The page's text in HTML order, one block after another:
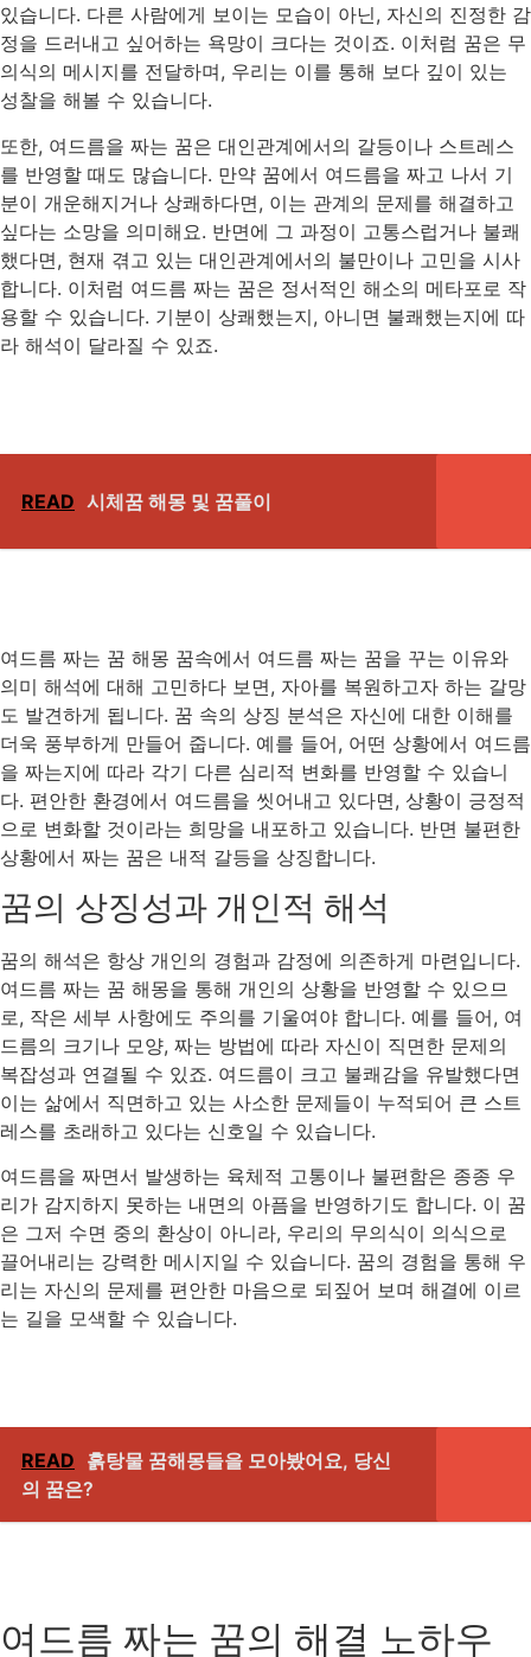
있습니다. 다른 사람에게 보이는 모습이 아닌, 자신의 진정한 감
정을 드러내고 싶어하는 욕망이 크다는 것이죠. 이처럼 꿈은 무
의식의 메시지를 전달하며, 우리는 이를 통해 보다 깊이 있는
성찰을 해볼 수 있습니다.
또한, 여드름을 짜는 꿈은 대인관계에서의 갈등이나 스트레스
를 반영할 때도 많습니다. 만약 꿈에서 여드름을 짜고 나서 기
분이 개운해지거나 상쾌하다면, 이는 관계의 문제를 해결하고
싶다는 소망을 의미해요. 반면에 그 과정이 고통스럽거나 불쾌
했다면, 현재 겪고 있는 대인관계에서의 불만이나 고민을 시사
합니다. 이처럼 여드름 짜는 꿈은 정서적인 해소의 메타포로 작
용할 수 있습니다. 기분이 상쾌했는지, 아니면 불쾌했는지에 따
라 해석이 달라질 수 있죠.
READ 시체꿈 해몽 및 꿈풀이
여드름 짜는 꿈 해몽 꿈속에서 여드름 짜는 꿈을 꾸는 이유와
의미 해석에 대해 고민하다 보면, 자아를 복원하고자 하는 갈망
도 발견하게 됩니다. 꿈 속의 상징 분석은 자신에 대한 이해를
더욱 풍부하게 만들어 줍니다. 예를 들어, 어떤 상황에서 여드름
을 짜는지에 따라 각기 다른 심리적 변화를 반영할 수 있습니
다. 편안한 환경에서 여드름을 씻어내고 있다면, 상황이 긍정적
으로 변화할 것이라는 희망을 내포하고 있습니다. 반면 불편한
상황에서 짜는 꿈은 내적 갈등을 상징합니다.
꿈의 상징성과 개인적 해석
꿈의 해석은 항상 개인의 경험과 감정에 의존하게 마련입니다.
여드름 짜는 꿈 해몽을 통해 개인의 상황을 반영할 수 있으므
로, 작은 세부 사항에도 주의를 기울여야 합니다. 예를 들어, 여
드름의 크기나 모양, 짜는 방법에 따라 자신이 직면한 문제의
복잡성과 연결될 수 있죠. 여드름이 크고 불쾌감을 유발했다면
이는 삶에서 직면하고 있는 사소한 문제들이 누적되어 큰 스트
레스를 초래하고 있다는 신호일 수 있습니다.
여드름을 짜면서 발생하는 육체적 고통이나 불편함은 종종 우
리가 감지하지 못하는 내면의 아픔을 반영하기도 합니다. 이 꿈
은 그저 수면 중의 환상이 아니라, 우리의 무의식이 의식으로
끌어내리는 강력한 메시지일 수 있습니다. 꿈의 경험을 통해 우
리는 자신의 문제를 편안한 마음으로 되짚어 보며 해결에 이르
는 길을 모색할 수 있습니다.
READ 흙탕물 꿈해몽들을 모아봤어요, 당신
의 꿈은?
여드름 짜는 꿈의 해결 노하우